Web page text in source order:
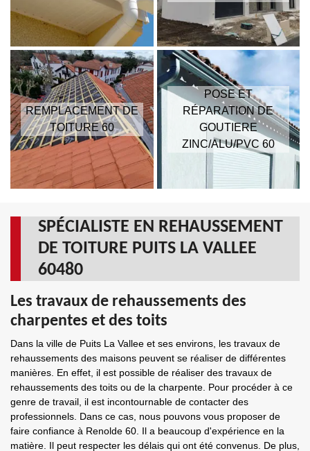
REMPLACEMENT DE
TOITURE 60
POSE ET
RÉPARATION DE
GOUTIERE
ZINC/ALU/PVC 60
SPÉCIALISTE EN REHAUSSEMENT
DE TOITURE PUITS LA VALLEE
60480
Les travaux de rehaussements des
charpentes et des toits
Dans la ville de Puits La Vallee et ses environs, les travaux de
rehaussements des maisons peuvent se réaliser de différentes
manières. En effet, il est possible de réaliser des travaux de
rehaussements des toits ou de la charpente. Pour procéder à ce
genre de travail, il est incontournable de contacter des
professionnels. Dans ce cas, nous pouvons vous proposer de
faire confiance à Renolde 60. Il a beaucoup d'expérience en la
matière. Il peut respecter les délais qui ont été convenus. De plus,